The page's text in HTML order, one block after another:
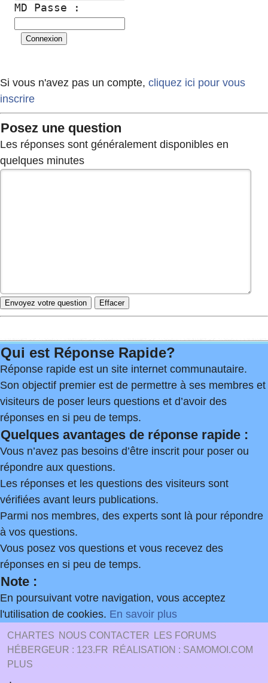
MD Passe :
Si vous n'avez pas un compte, cliquez ici pour vous
inscrire
Posez une question
Les réponses sont généralement disponibles en
quelques minutes
Qui est Réponse Rapide?
Réponse rapide est un site internet communautaire.
Son objectif premier est de permettre à ses membres et
visiteurs de poser leurs questions et d’avoir des
réponses en si peu de temps.
Quelques avantages de réponse rapide :
Vous n’avez pas besoins d’être inscrit pour poser ou
répondre aux questions.
Les réponses et les questions des visiteurs sont
vérifiées avant leurs publications.
Parmi nos membres, des experts sont là pour répondre
à vos questions.
Vous posez vos questions et vous recevez des
réponses en si peu de temps.
Note :
En poursuivant votre navigation, vous acceptez
l'utilisation de cookies. En savoir plus
CHARTES NOUS CONTACTER
LES FORUMS
HÉBERGEUR : 123.FR
RÉALISATION : SAMOMOI.COM
PLUS
.